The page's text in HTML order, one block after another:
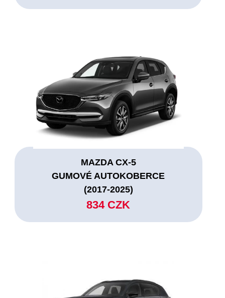
MAZDA CX-5
GUMOVÉ AUTOKOBERCE
(2017-2025)
834 CZK